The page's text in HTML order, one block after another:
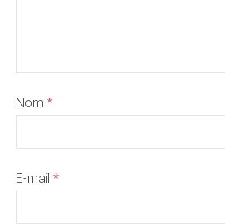
Nom *
E-mail *